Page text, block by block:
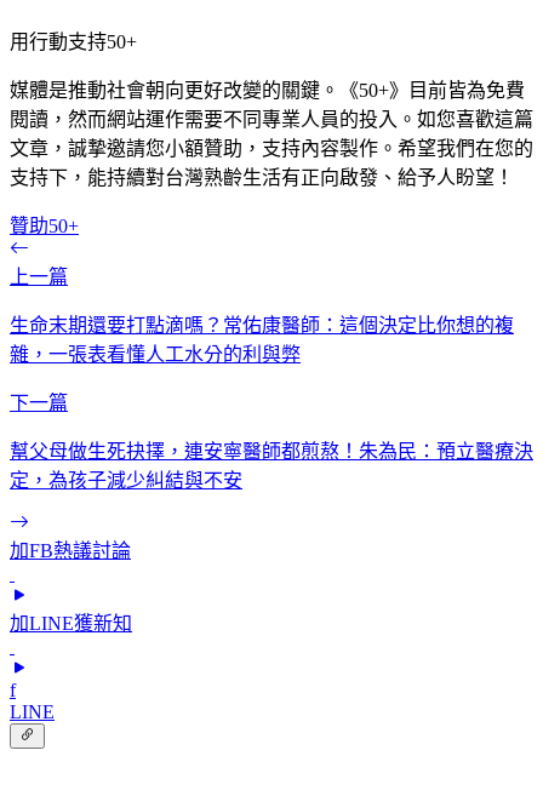
用行動支持50+
媒體是推動社會朝向更好改變的關鍵。《50+》目前皆為免費
閱讀，然而網站運作需要不同專業人員的投入。如您喜歡這篇
文章，誠摯邀請您小額贊助，支持內容製作。希望我們在您的
支持下，能持續對台灣熟齡生活有正向啟發、給予人盼望！
贊助50+
上一篇
生命末期還要打點滴嗎？常佑康醫師：這個決定比你想的複
雜，一張表看懂人工水分的利與弊
下一篇
幫父母做生死抉擇，連安寧醫師都煎熬！朱為民：預立醫療決
定，為孩子減少糾結與不安
加FB熱議討論
加LINE獲新知
f
LINE